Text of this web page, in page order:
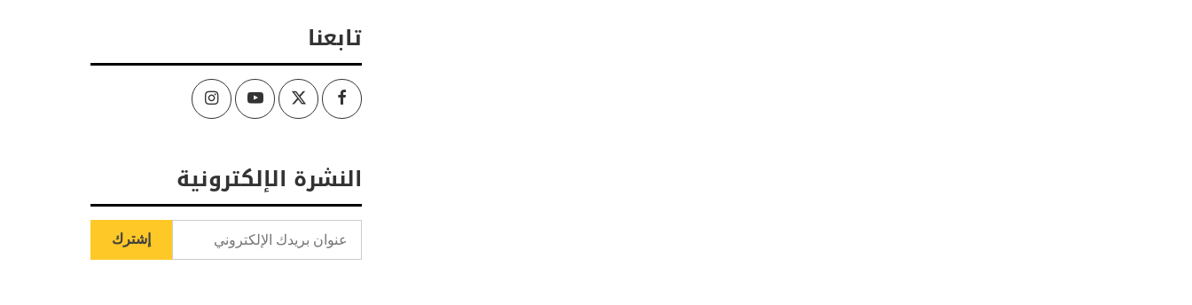
تابعنا
Facebook
Twitter
Youtube
Instagram
النشرة الإلكترونية